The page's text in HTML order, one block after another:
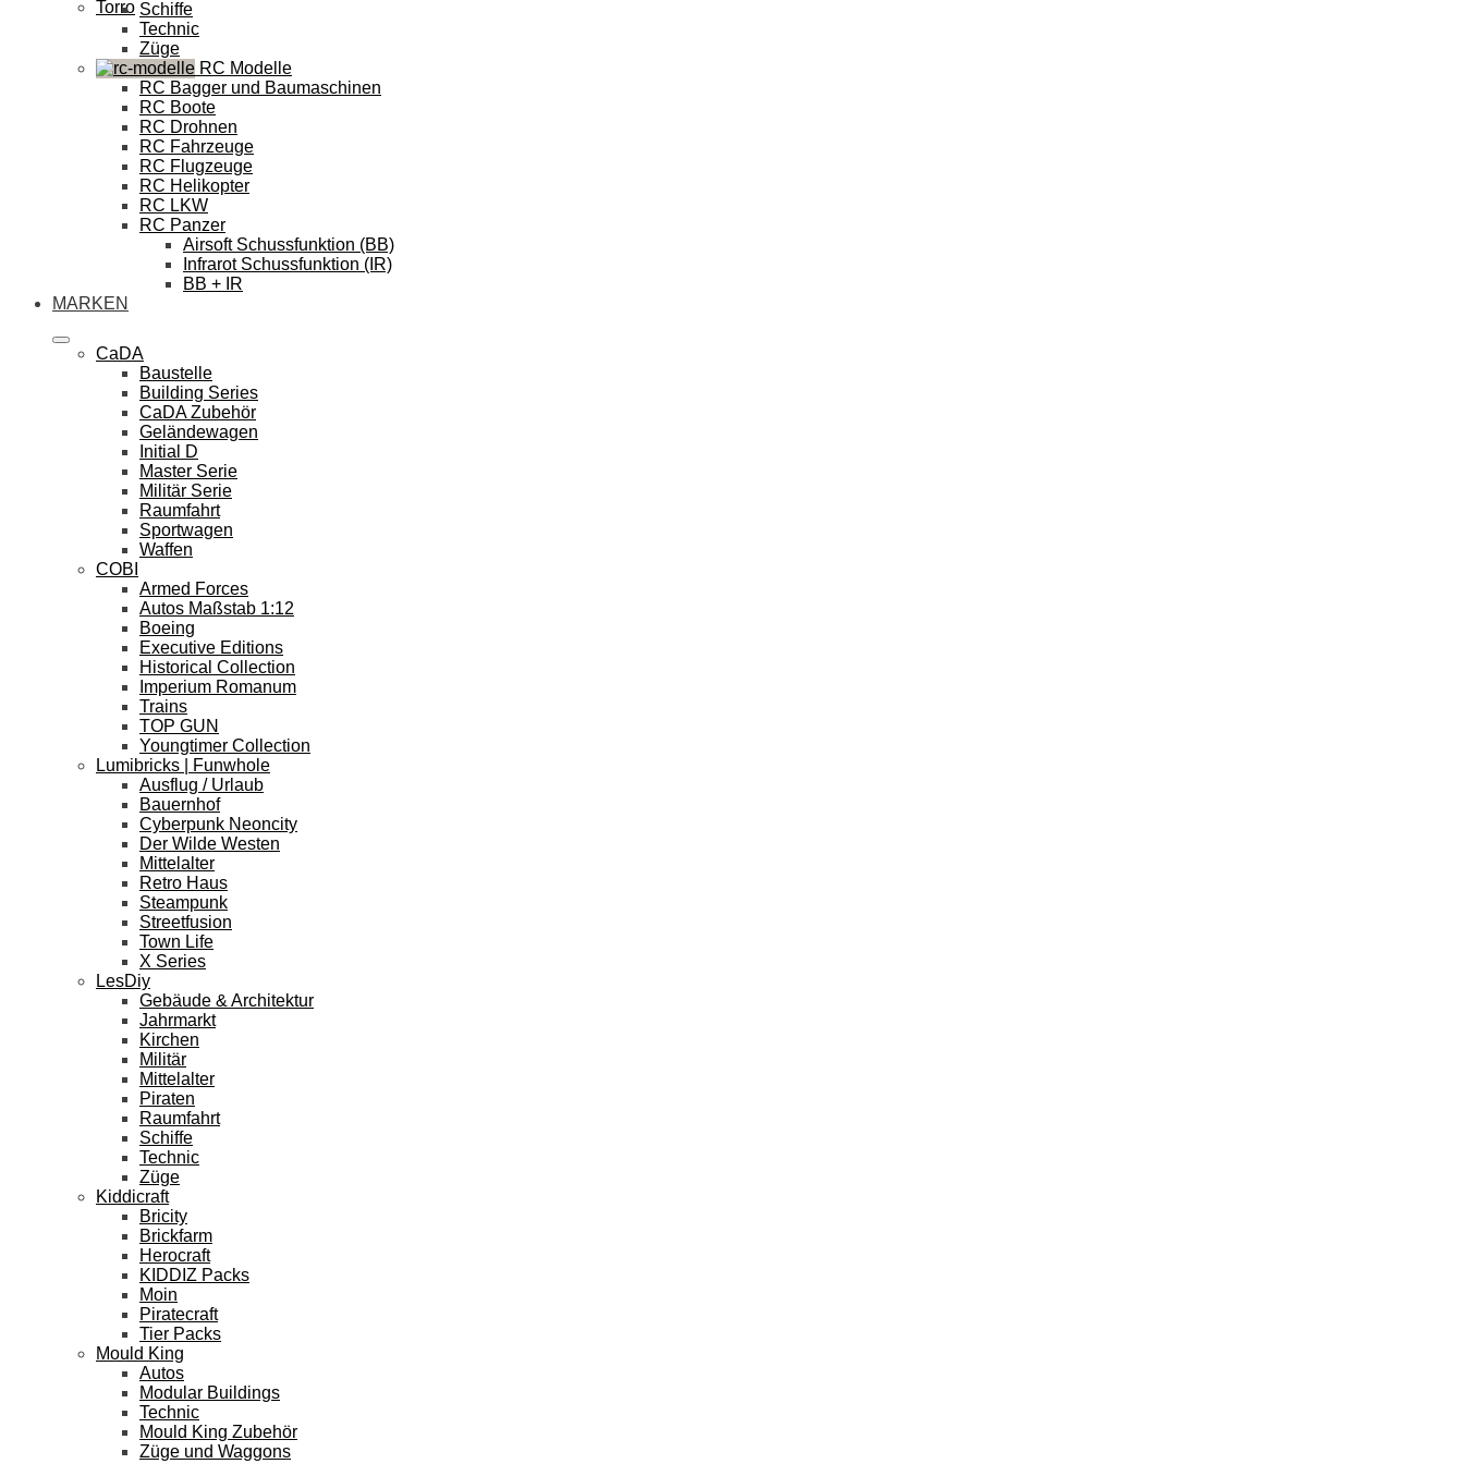
Torro Schiffe
Technic
Züge
RC Modelle
RC Bagger und Baumaschinen
RC Boote
RC Drohnen
RC Fahrzeuge
RC Flugzeuge
RC Helikopter
RC LKW
RC Panzer
Airsoft Schussfunktion (BB)
Infrarot Schussfunktion (IR)
BB + IR
MARKEN
CaDA
Baustelle
Building Series
CaDA Zubehör
Geländewagen
Initial D
Master Serie
Militär Serie
Raumfahrt
Sportwagen
Waffen
COBI
Armed Forces
Autos Maßstab 1:12
Boeing
Executive Editions
Historical Collection
Imperium Romanum
Trains
TOP GUN
Youngtimer Collection
Lumibricks | Funwhole
Ausflug / Urlaub
Bauernhof
Cyberpunk Neoncity
Der Wilde Westen
Mittelalter
Retro Haus
Steampunk
Streetfusion
Town Life
X Series
LesDiy
Gebäude & Architektur
Jahrmarkt
Kirchen
Militär
Mittelalter
Piraten
Raumfahrt
Schiffe
Technic
Züge
Kiddicraft
Bricity
Brickfarm
Herocraft
KIDDIZ Packs
Moin
Piratecraft
Tier Packs
Mould King
Autos
Modular Buildings
Technic
Mould King Zubehör
Züge und Waggons